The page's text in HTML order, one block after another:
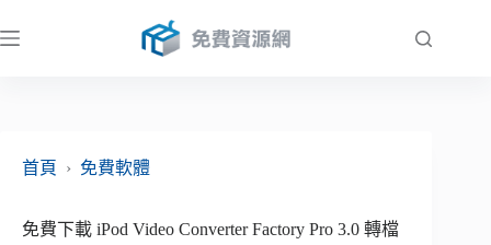
至
首頁
› 免費軟體
免費下載 iPod Video Converter Factory Pro 3.0 轉檔